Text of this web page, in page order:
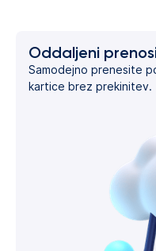
Oddaljeni
Samodejno prenesite
kartice brez prekinitev.